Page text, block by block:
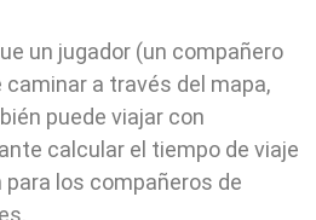
un jugador (un compañero
caminar a través del mapa,
puede viajar con
calcular el tiempo de viaje
los compañeros de